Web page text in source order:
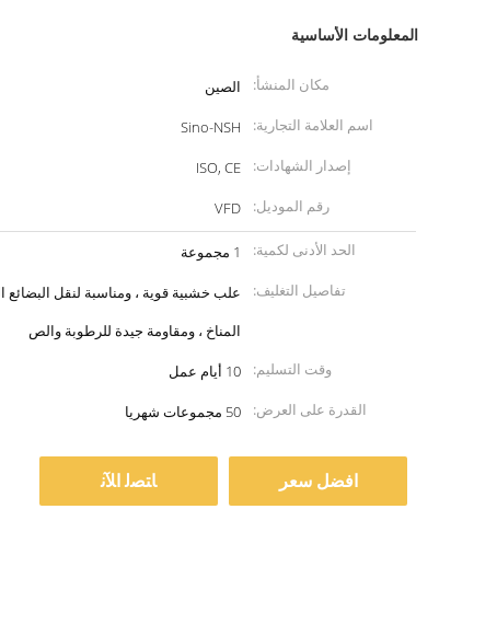
المعلومات الأساسية
مكان المنشأ:
الصين
اسم العلامة التجارية:
Sino-NSH
إصدار الشهادات:
ISO, CE
رقم الموديل:
VFD
الحد الأدنى لكمية:
1 مجموعة
تفاصيل التغليف:
علب خشبية قوية ، ومناسبة لنقل البضائع
المناخ ، ومقاومة جيدة للرطوبة والص
وقت التسليم:
10 أيام عمل
القدرة على العرض:
50 مجموعات شهريا
افضل سعر ﺎﺘﺼﻟ ﺍﻶﻧ